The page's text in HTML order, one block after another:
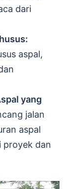
dari
aspal,
yang
jalan
aspal
proyek dan